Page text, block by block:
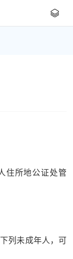
住所地公证处管
列未成年人，可